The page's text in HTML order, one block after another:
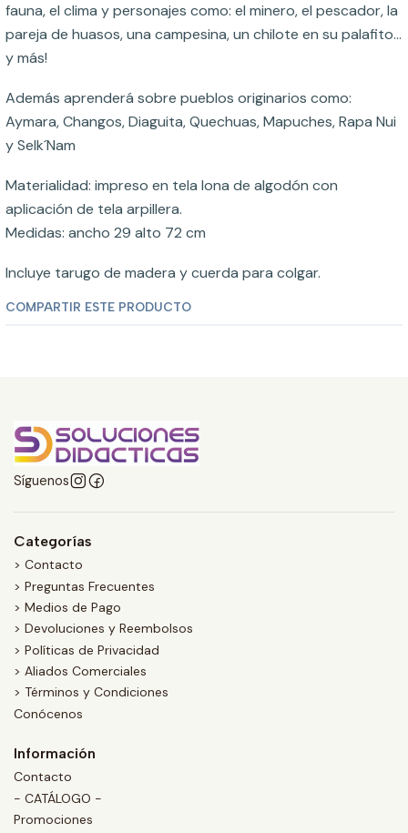
fauna, el clima y personajes como: el minero, el pescador, la
pareja de huasos, una campesina, un chilote en su palafito...
y más!
Además aprenderá sobre pueblos originarios como:
Aymara, Changos, Diaguita, Quechuas, Mapuches, Rapa Nui
y Selk´Nam
Materialidad: impreso en tela lona de algodón con
aplicación de tela arpillera.
Medidas: ancho 29 alto 72 cm
Incluye tarugo de madera y cuerda para colgar.
COMPARTIR ESTE PRODUCTO
Síguenos
Categorías
> Contacto
> Preguntas Frecuentes
> Medios de Pago
> Devoluciones y Reembolsos
> Políticas de Privacidad
> Aliados Comerciales
> Términos y Condiciones
Conócenos
Información
Contacto
- CATÁLOGO -
Promociones